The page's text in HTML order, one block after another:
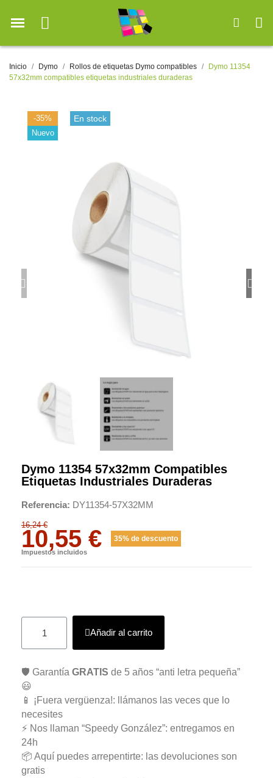
Inicio Dymo Rollos de etiquetas Dymo compatibles
Dymo 11354
57x32mm compatibles etiquetas industriales duraderas
-35%
Nuevo
En stock
Dymo 11354 57x32mm Compatibles
Etiquetas Industriales Duraderas
Referencia DY11354-57X32MM
16,24 €
10,55 € 35% de descuento
Impuestos incluidos
Añadir al carrito
🛡️ Garantía GRATIS de 5 años “anti letra pequeña”
😃
📱 ¡Fuera vergüenza!: llámanos las veces que lo
necesites
⚡ Nos llaman “Speedy González”: entregamos en
24h
📦 Aquí puedes arrepentirte: las devoluciones son
gratis